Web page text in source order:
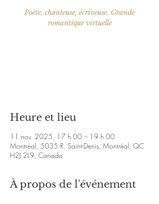
Poète, chanteuse, écriveuse. Grande
romantique virtuelle
Heure et lieu
11 nov. 2025, 17 h 00 – 19 h 00
Montréal, 5035 R. Saint-Denis, Montréal, QC
H2J 2L9, Canada
À propos de l'événement